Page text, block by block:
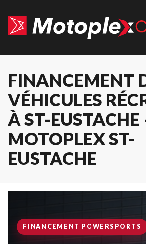
FINANCEMENT
VÉHICULES
À ST-
MOTOPLEX ST-
EUSTACHE
FINANCEMENT POWERSPORTS